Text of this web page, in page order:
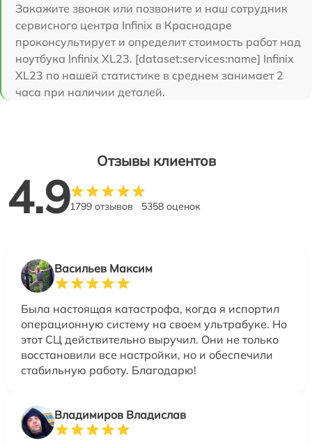
Закажите звонок или позвоните и наш сотрудник
сервисного центра Infinix в Краснодаре
проконсультирует и определит стоимость работ над
ноутбука Infinix XL23. [dataset:services:name] Infinix
XL23 по нашей статистике в среднем занимает 2
часа при наличии деталей.
Отзывы клиентов
4.91799 отзывов 5358 оценок
Васильев Максим
Была настоящая катастрофа, когда я испортил
операционную систему на своем ультрабуке. Но
этот СЦ действительно выручил. Они не только
восстановили все настройки, но и обеспечили
стабильную работу. Благодарю!
Владимиров Владислав